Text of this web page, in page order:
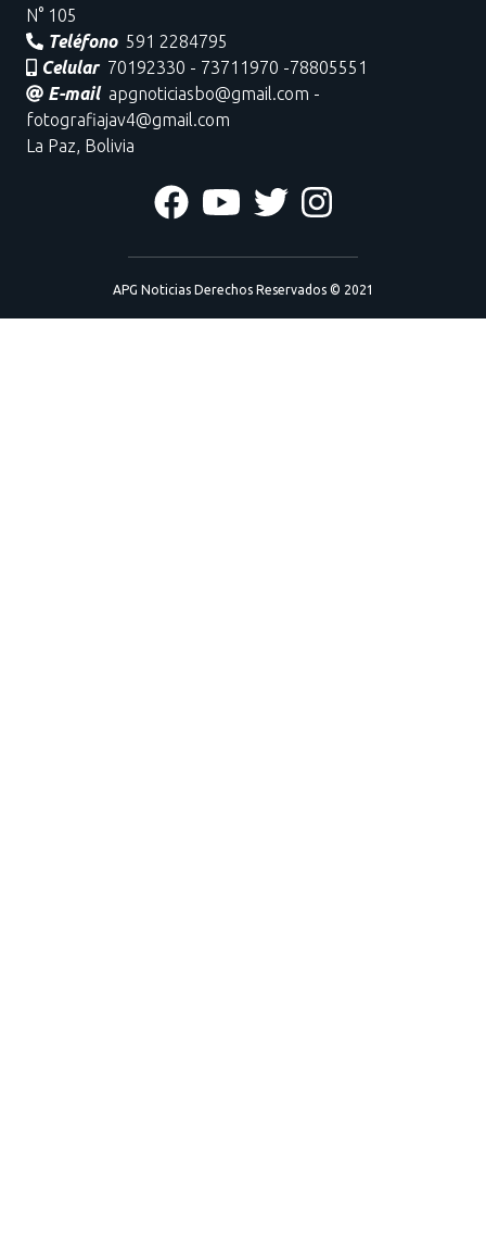
N° 105
Teléfono 591 2284795
Celular 70192330 - 73711970 -78805551
E-mail apgnoticiasbo@gmail.com -
fotografiajav4@gmail.com
La Paz, Bolivia
APG Noticias Derechos Reservados © 2021